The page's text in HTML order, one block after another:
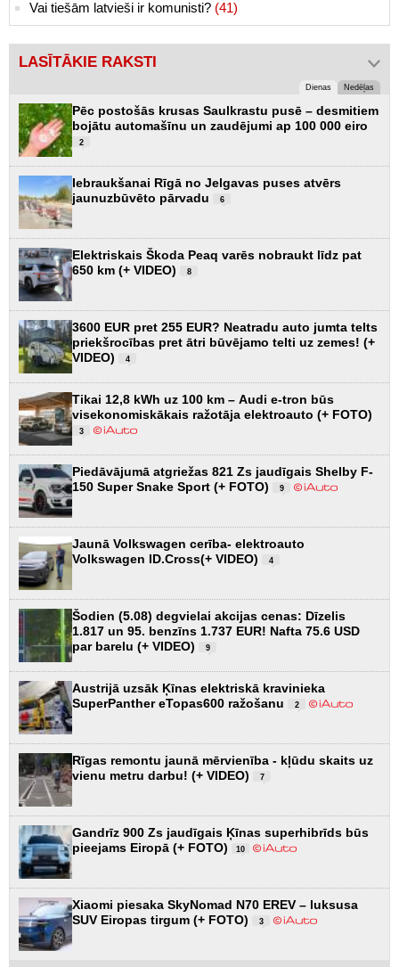
Vai tiešām latvieši ir komunisti? (41)
LASĪTĀKIE RAKSTI
Dienas Nedēļas
Pēc postošās krusas Saulkrastu pusē – desmitiem
bojātu automašīnu un zaudējumi ap 100 000 eiro
2
Iebraukšanai Rīgā no Jelgavas puses atvērs
jaunuzbūvēto pārvadu
6
Elektriskais Škoda Peaq varēs nobraukt līdz pat
650 km (+ VIDEO)
8
3600 EUR pret 255 EUR? Neatradu auto jumta telts
priekšrocības pret ātri būvējamo telti uz zemes! (+
VIDEO)
4
Tikai 12,8 kWh uz 100 km – Audi e-tron būs
visekonomiskākais ražotāja elektroauto (+ FOTO)
3
Piedāvājumā atgriežas 821 Zs jaudīgais Shelby F-
150 Super Snake Sport (+ FOTO)
9
Jaunā Volkswagen cerība- elektroauto
Volkswagen ID.Cross(+ VIDEO)
4
Šodien (5.08) degvielai akcijas cenas: Dīzelis
1.817 un 95. benzīns 1.737 EUR! Nafta 75.6 USD
par barelu (+ VIDEO)
9
Austrijā uzsāk Ķīnas elektriskā kravinieka
SuperPanther eTopas600 ražošanu
2
Rīgas remontu jaunā mērvienība - kļūdu skaits uz
vienu metru darbu! (+ VIDEO)
7
Gandrīz 900 Zs jaudīgais Ķīnas superhibrīds būs
pieejams Eiropā (+ FOTO)
10
Xiaomi piesaka SkyNomad N70 EREV – luksusa
SUV Eiropas tirgum (+ FOTO)
3